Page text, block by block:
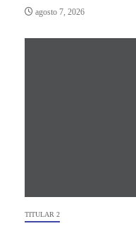
agosto 7, 2026
TITULAR 2